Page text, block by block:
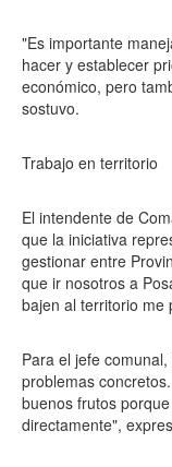
"Es importante
hacer y establecer
económico, pero
sostuvo.
Trabajo en territorio
El intendente de
que la iniciativa
gestionar entre
que ir nosotros a
bajen al territorio me
Para el jefe
problemas
buenos frutos
directamente",